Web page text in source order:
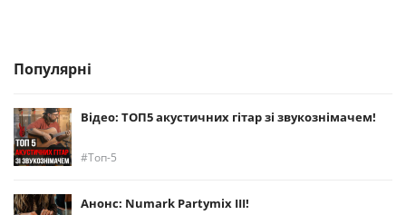
Популярні
Відео: ТОП5 акустичних гітар зі звукознімачем!
Топ-5
Анонс: Numark Partymix III!